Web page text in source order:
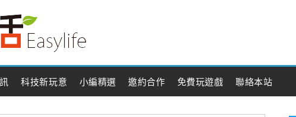
科技新玩意 小編精選 邀約合作 免費玩遊戲 聯絡本站